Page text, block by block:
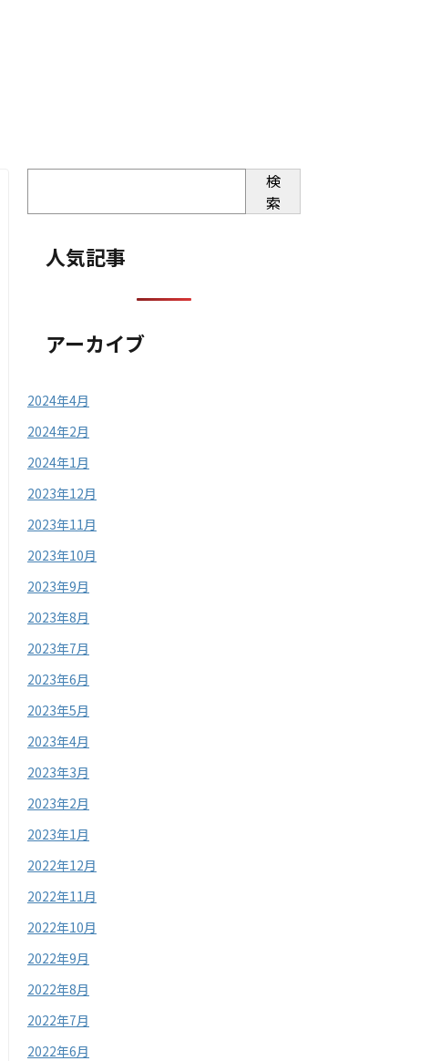
検
索
人気記事
アーカイブ
2024年4月
2024年2月
2024年1月
2023年12月
2023年11月
2023年10月
2023年9月
2023年8月
2023年7月
2023年6月
2023年5月
2023年4月
2023年3月
2023年2月
2023年1月
2022年12月
2022年11月
2022年10月
2022年9月
2022年8月
2022年7月
2022年6月